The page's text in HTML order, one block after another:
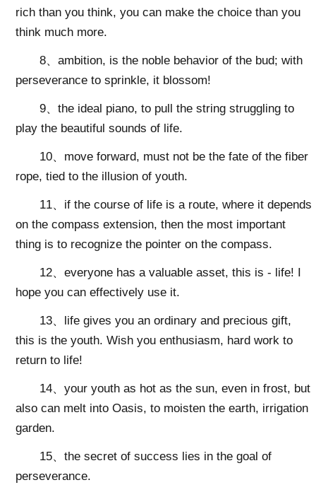
rich than you think, you can make the choice than you
think much more.
8、ambition, is the noble behavior of the bud; with
perseverance to sprinkle, it blossom!
9、the ideal piano, to pull the string struggling to
play the beautiful sounds of life.
10、move forward, must not be the fate of the fiber
rope, tied to the illusion of youth.
11、if the course of life is a route, where it depends
on the compass extension, then the most important
thing is to recognize the pointer on the compass.
12、everyone has a valuable asset, this is - life! I
hope you can effectively use it.
13、life gives you an ordinary and precious gift,
this is the youth. Wish you enthusiasm, hard work to
return to life!
14、your youth as hot as the sun, even in frost, but
also can melt into Oasis, to moisten the earth, irrigation
garden.
15、the secret of success lies in the goal of
perseverance.